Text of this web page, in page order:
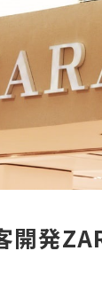
開発